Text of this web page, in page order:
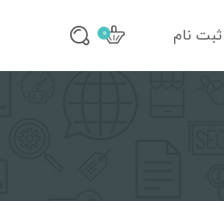
ثبت نام 0